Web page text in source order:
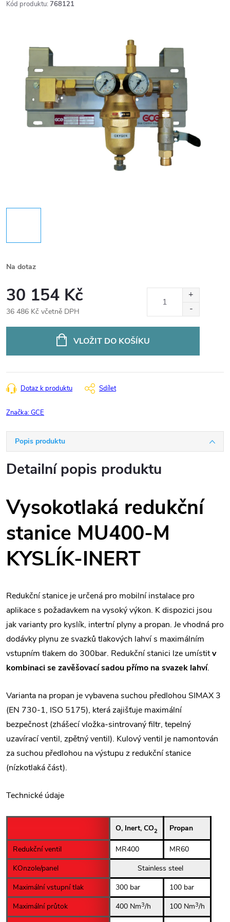
Kód produktu: 768121
Na dotaz
30 154 Kč
36 486 Kč včetně DPH
VLOŽIT DO KOŠÍKU
Dotaz k produktu Sdílet
Značka:GCE
Popis produktu
Detailní popis produktu
Vysokotlaká redukční
stanice MU400-M
KYSLÍK-INERT
Redukční stanice je určená pro mobilní instalace pro
aplikace s požadavkem na vysoký výkon. K dispozici jsou
jak varianty pro kyslík, intertní plyny a propan. Je vhodná pro
dodávky plynu ze svazků tlakových lahví s maximálním
vstupním tlakem do 300bar. Redukční stanici lze umístitv
kombinaci se zavěšovací sadou přímo na svazek lahví.
Varianta na propan je vybavena suchou předlohou SIMAX 3
(EN 730-1, ISO 5175), která zajišťuje maximální
bezpečnost (zhášecí vložka-sintrovaný filtr, tepelný
uzavírací ventil, zpětný ventil). Kulový ventil je namontován
za suchou předlohou na výstupu z redukční stanice
(nízkotlaká část).
Technické údaje
O, Inert, CO2 Propan
Redukční ventil MR400
MR60
KOnzole/panel
Stainless steel
Maximální vstupní tlak
300 bar
100 bar
Maximální průtok
400 Nm3/h 100 Nm3/h